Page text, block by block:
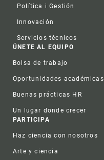
Política i Gestión
Innovación
Servicios técnicos
ÚNETE AL EQUIPO
Bolsa de trabajo
Oportunidades académicas
Buenas prácticas HR
Un lugar donde crecer
PARTICIPA
Haz ciencia con nosotros
Arte y ciencia